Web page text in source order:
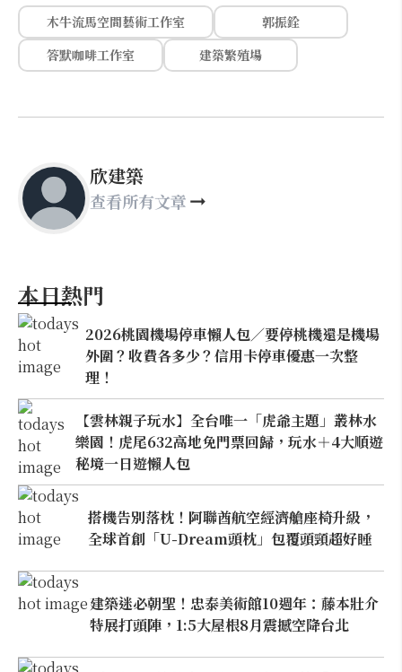
木牛流馬空間藝術工作室
郭振銓
答默咖啡工作室
建築繁殖場
欣建築
查看所有文章
本日熱門
2026桃園機場停車懶人包／要停桃機還是機場
外圍？收費各多少？信用卡停車優惠一次整
理！
【雲林親子玩水】全台唯一「虎爺主題」叢林水
樂園！虎尾632高地免門票回歸，玩水＋4大順遊
秘境一日遊懶人包
搭機告別落枕！阿聯酋航空經濟艙座椅升級，
全球首創「U-Dream頭枕」包覆頭頸超好睡
建築迷必朝聖！忠泰美術館10週年：藤本壯介
特展打頭陣，1:5大屋根8月震撼空降台北